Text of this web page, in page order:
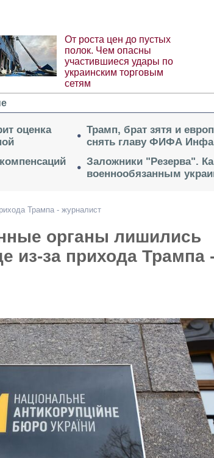
От роста цен до пустых
полок. Чем опасны
участившиеся удары по
украинским торговым
сетям
оценка
Трамп, брат зятя и
снять главу ФИФА
Заложники "Резерва".
военнообязанным
Трампа - журналист
органы лишились
из-за прихода Трампа